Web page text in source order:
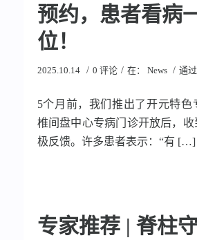
预约，患者看病
位！
2025.10.14 / 0 评论 / 在： News / 通过
5个月前，我们推出了开元特色
椎间盘中心专病门诊开放后，
极反馈。许多患者表示：“有 […]
专家推荐 | 脊柱